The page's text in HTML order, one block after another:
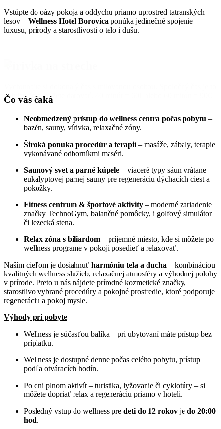
Vstúpte do oázy pokoja a oddychu priamo uprostred tatranských
lesov – Wellness Hotel Borovica ponúka jedinečné spojenie
luxusu, prírody a starostlivosti o telo i dušu.
najviac čo s môžete darovať. 40 minút = 60€ alebo 60 minút = 90€
Čo vás čaká
Neobmedzený prístup do wellness centra počas pobytu –
bazén, sauny, vírivka, relaxačné zóny.
Široká ponuka procedúr a terapií– masáže, zábaly, terapie
vykonávané odborníkmi maséri.
Saunový svet a parné kúpele – viaceré typy sáun vrátane
eukalyptovej parnej sauny pre regeneráciu dýchacích ciest a
pokožky.
Fitness centrum & športové aktivity – moderné zariadenie
značky TechnoGym, balančné pomôcky, i golfový simulátor
či lezecká stena.
Relax zóna s biliardom – príjemné miesto, kde si môžete po
wellness programe v pokoji posedieť a relaxovať.
Naším cieľom je dosiahnuť harmóniu tela a ducha – kombináciou
kvalitných wellness služieb, relaxačnej atmosféry a výhodnej polohy
v prírode. Preto u nás nájdete prírodné kozmetické značky,
starostlivo vybrané procedúry a pokojné prostredie, ktoré podporuje
regeneráciu a pokoj mysle.
Výhody pri pobyte
Wellness je súčasťou balíka – pri ubytovaní máte prístup bez
príplatku.
Wellness je dostupné denne počas celého pobytu, prístup
podľa otváracích hodín.
Po dni plnom aktivít – turistika, lyžovanie či cyklotúry – si
môžete dopriať relax a regeneráciu priamo v hoteli.
Posledný vstup do wellness pre deti do 12 rokov je do 20:00
hod.